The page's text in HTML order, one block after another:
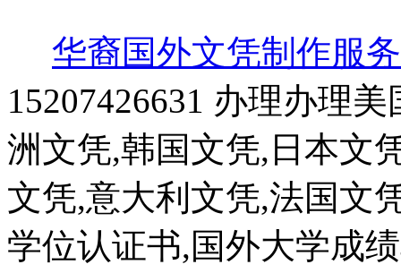
华裔国外文凭制作服
15207426631 办理办理
洲文凭,韩国文凭,日本文
文凭,意大利文凭,法国文
学位认证书,国外大学成